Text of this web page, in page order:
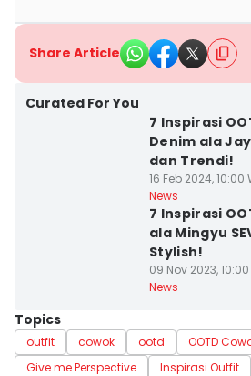
Share Article
Curated For You
7 Inspirasi
Denim ala
dan Trendi!
16 Feb 2024, 10:00
News
7 Inspirasi
ala Mingyu
Stylish!
09 Nov 2023, 10:00
News
Topics
outfit cowok ootd
OOTD
Give me Perspective
Inspirasi Outfit